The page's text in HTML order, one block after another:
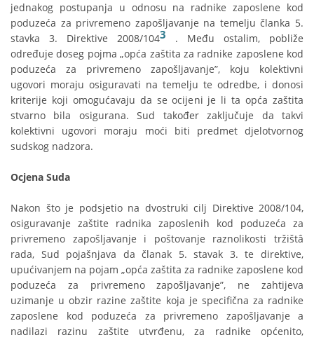
jednakog postupanja u odnosu na radnike zaposlene kod
poduzeća za privremeno zapošljavanje na temelju članka 5.
stavka 3. Direktive 2008/1043 . Među ostalim, pobliže
određuje doseg pojma „opća zaštita za radnike zaposlene kod
poduzeća za privremeno zapošljavanje”, koju kolektivni
ugovori moraju osiguravati na temelju te odredbe, i donosi
kriterije koji omogućavaju da se ocijeni je li ta opća zaštita
stvarno bila osigurana. Sud također zaključuje da takvi
kolektivni ugovori moraju moći biti predmet djelotvornog
sudskog nadzora.
Ocjena Suda
Nakon što je podsjetio na dvostruki cilj Direktive 2008/104,
osiguravanje zaštite radnika zaposlenih kod poduzeća za
privremeno zapošljavanje i poštovanje raznolikosti tržištâ
rada, Sud pojašnjava da članak 5. stavak 3. te direktive,
upućivanjem na pojam „opća zaštita za radnike zaposlene kod
poduzeća za privremeno zapošljavanje”, ne zahtijeva
uzimanje u obzir razine zaštite koja je specifična za radnike
zaposlene kod poduzeća za privremeno zapošljavanje a
nadilazi razinu zaštite utvrđenu, za radnike općenito,